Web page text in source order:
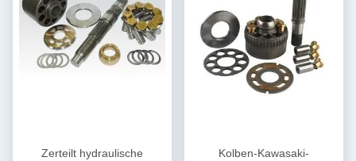
Zerteilt hydraulische
Kolben-Kawasaki-